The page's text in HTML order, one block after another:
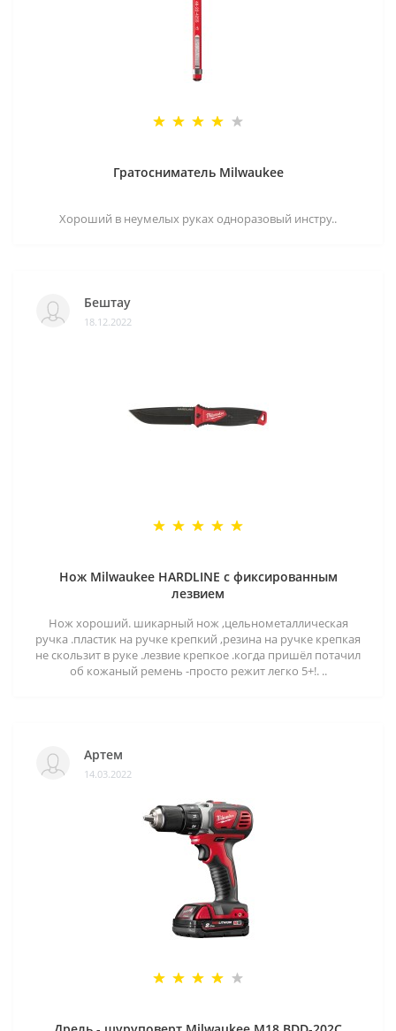
Гратосниматель Milwaukee
Хороший в неумелых руках одноразовый инстру..
Бештау
18.12.2022
Нож Milwaukee HARDLINE с фиксированным
лезвием
Нож хороший. шикарный нож ,цельнометаллическая
ручка .пластик на ручке крепкий ,резина на ручке крепкая
не скользит в руке .лезвие крепкое .когда пришёл потачил
об кожаный ремень -просто режит легко 5+!. ..
Артем
14.03.2022